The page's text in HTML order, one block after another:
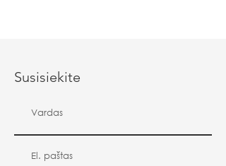
Susisiekite